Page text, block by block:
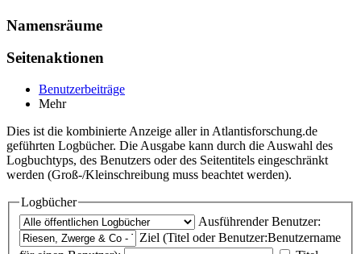
Namensräume
Seitenaktionen
Benutzerbeiträge
Mehr
Dies ist die kombinierte Anzeige aller in Atlantisforschung.de
geführten Logbücher. Die Ausgabe kann durch die Auswahl des
Logbuchtyps, des Benutzers oder des Seitentitels eingeschränkt
werden (Groß-/Kleinschreibung muss beachtet werden).
Logbücher
Ausführender Benutzer:
Ziel (Titel oder Benutzer:Benutzername